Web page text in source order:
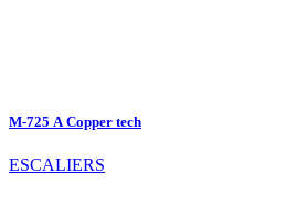
M-725 А Copper tech
ESCALIERS